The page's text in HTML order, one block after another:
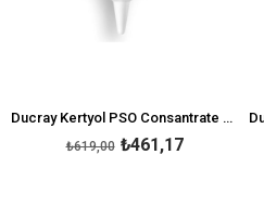
Ducray Kertyol PSO Consantrate 100ml
₺461,17
₺619,00